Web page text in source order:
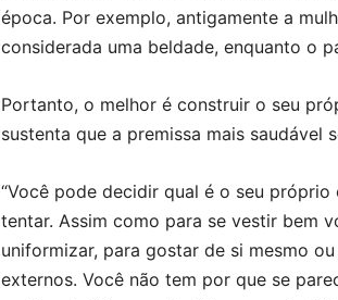
época. Por exemplo, antigamente a
considerada uma beldade, enquanto o
Portanto, o melhor é construir o seu
sustenta que a premissa mais saudável
“Você pode decidir qual é o seu
tentar. Assim como para se vestir bem
uniformizar, para gostar de si mesmo
externos. Você não tem por que se